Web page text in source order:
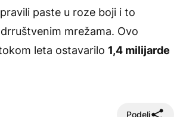
paste u roze boji i to
mrežama. Ovo
leta ostavarilo 1,4 milijarde
Podeli